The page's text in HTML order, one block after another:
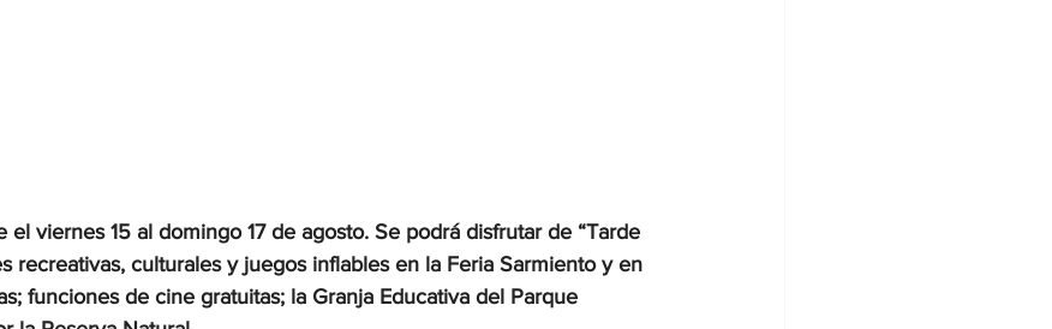
el viernes 15 al domingo 17 de agosto. Se podrá disfrutar de “Tarde
recreativas, culturales y juegos inflables en la Feria Sarmiento y en
funciones de cine gratuitas; la Granja Educativa del Parque